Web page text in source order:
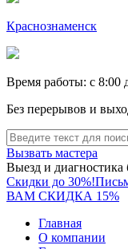
Краснознаменск
Время работы: c 8:00
Без перерывов и
Вызвать мастера
Выезд и диагностика
Скидки до 30%!
ВАМ СКИДКА 15%
Главная
О компании